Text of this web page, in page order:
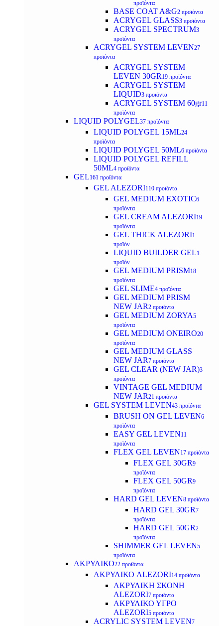
προϊόντα
BASE COAT A&G2 προϊόντα
ACRYGEL GLASS3 προϊόντα
ACRYGEL SPECTRUM3
προϊόντα
ACRYGEL SYSTEM LEVEN27
προϊόντα
ACRYGEL SYSTEM
LEVEN 30GR 19 προϊόντα
ACRYGEL SYSTEM
LIQUID3 προϊόντα
ACRYGEL SYSTEM 60gr11
προϊόντα
LIQUID POLYGEL37 προϊόντα
LIQUID POLYGEL 15ML24
προϊόντα
LIQUID POLYGEL 50ML6 προϊόντα
LIQUID POLYGEL REFILL
50ML4 προϊόντα
GEL161 προϊόντα
GEL ALEZORI110 προϊόντα
GEL MEDIUM EXOTIC6
προϊόντα
GEL CREAM ALEZORI19
προϊόντα
GEL THICK ALEZORI1
προϊόν
LIQUID BUILDER GEL1
προϊόν
GEL MEDIUM PRISM18
προϊόντα
GEL SLIME4 προϊόντα
GEL MEDIUM PRISM
NEW JAR2 προϊόντα
GEL MEDIUM ZORYA5
προϊόντα
GEL MEDIUM ONEIRO20
προϊόντα
GEL MEDIUM GLASS
NEW JAR7 προϊόντα
GEL CLEAR (NEW JAR)3
προϊόντα
VINTAGE GEL MEDIUM
NEW JAR21 προϊόντα
GEL SYSTEM LEVEN43 προϊόντα
BRUSH ON GEL LEVEN6
προϊόντα
EASY GEL LEVEN11
προϊόντα
FLEX GEL LEVEN17 προϊόντα
FLEX GEL 30GR9
προϊόντα
FLEX GEL 50GR9
προϊόντα
HARD GEL LEVEN8 προϊόντα
HARD GEL 30GR7
προϊόντα
HARD GEL 50GR2
προϊόντα
SHIMMER GEL LEVEN5
προϊόντα
ΑΚΡΥΛΙΚΟ22 προϊόντα
ΑΚΡΥΛΙΚΟ ALEZORI14 προϊόντα
ΑΚΡΥΛΙΚΗ ΣΚΟΝΗ
ALEZORI7 προϊόντα
ΑΚΡΥΛΙΚΟ ΥΓΡΟ
ALEZORI5 προϊόντα
ACRYLIC SYSTEM LEVEN7